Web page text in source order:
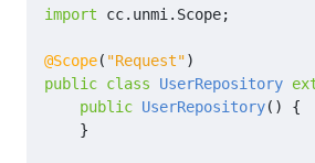
import cc.unmi.Scope;
@Scope( "Request")
public class UserRepository
public UserRepository()
{
}